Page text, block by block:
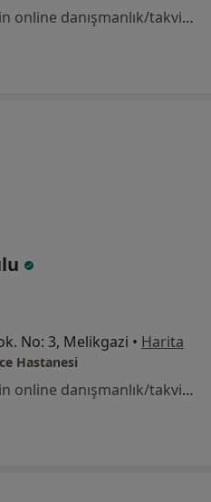
Bu uzman ilgili adres için online danışmanlık/takvim sunmuyor.
No: 3, Melikgazi • Harita
Hastanesi
Bu uzman ilgili adres için online danışmanlık/takvim sunmuyor.